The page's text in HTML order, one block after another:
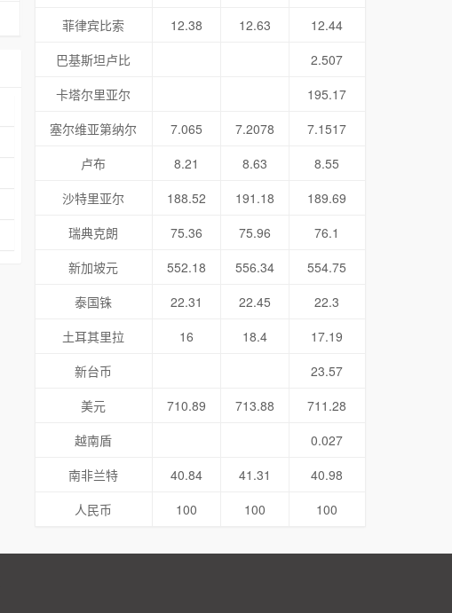
菲律宾比索
12.38 12.63
12.44
巴基斯坦卢比
2.507
卡塔尔里亚尔
195.17
塞尔维亚第纳尔
7.065 7.2078
7.1517
卢布
8.21 8.63
8.55
沙特里亚尔
188.52 191.18
189.69
瑞典克朗
75.36 75.96
76.1
新加坡元
552.18 556.34
554.75
泰国铢
22.31 22.45
22.3
土耳其里拉
16 18.4
17.19
新台币
23.57
美元
710.89 713.88
711.28
越南盾
0.027
南非兰特
40.84 41.31
40.98
人民币
100 100 100